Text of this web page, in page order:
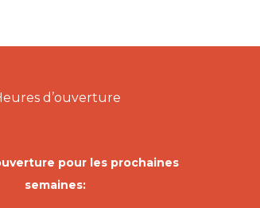
d’ouverture
pour les prochaines
semaines: